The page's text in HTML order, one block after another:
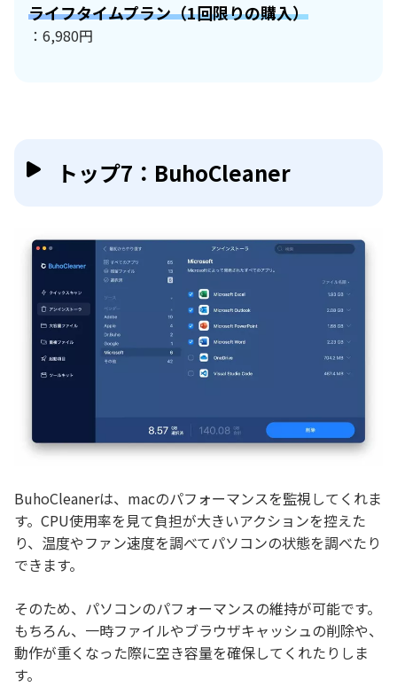
ライフタイムプラン（1回限りの購入）
：6,980円
トップ7：BuhoCleaner
BuhoCleanerは、macのパフォーマンスを監視してくれま
す。CPU使用率を見て負担が大きいアクションを控えた
り、温度やファン速度を調べてパソコンの状態を調べたり
できます。
そのため、パソコンのパフォーマンスの維持が可能です。
もちろん、一時ファイルやブラウザキャッシュの削除や、
動作が重くなった際に空き容量を確保してくれたりしま
す。